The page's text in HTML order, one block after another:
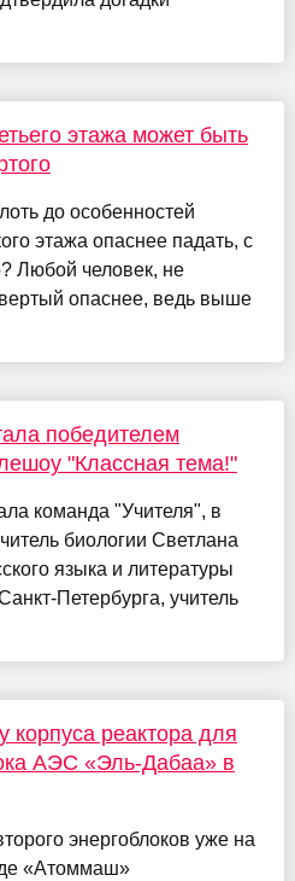
этажа может быть
до особенностей
этажа опаснее падать, с
Любой человек, не
опаснее, ведь выше
победителем
"Классная тема!"
команда "Учителя", в
биологии Светлана
языка и литературы
Петербурга, учитель
корпуса реактора для
АЭС «Эль-Дабаа» в
энергоблоков уже на
«Атоммаш»